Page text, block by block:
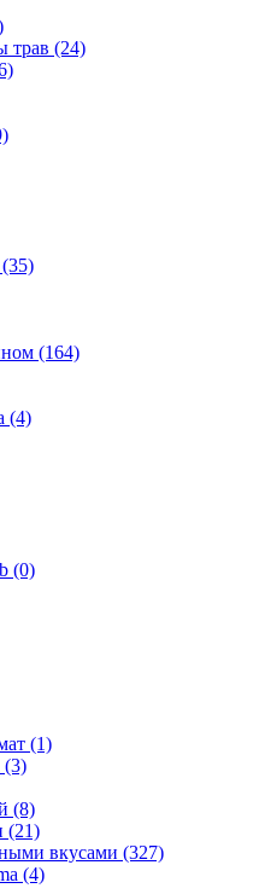
трав (24)
(35)
(164)
(4)
(0)
(1)
(3)
(8)
(21)
вкусами (327)
(4)